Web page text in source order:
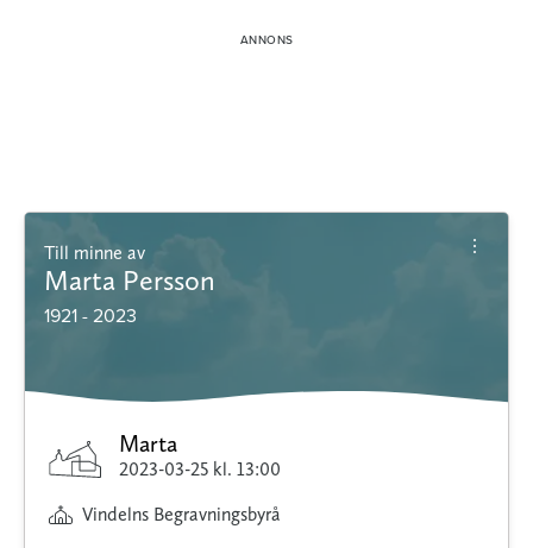
Till minne av
Marta Persson
1921 - 2023
Marta
2023-03-25 kl. 13:00
Vindelns Begravningsbyrå